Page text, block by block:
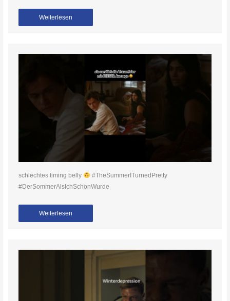
Weiterlesen
schlechtes timing belly
#TheSummerITurnedPretty
#DerSommerAlsIchSchönWurde
Weiterlesen